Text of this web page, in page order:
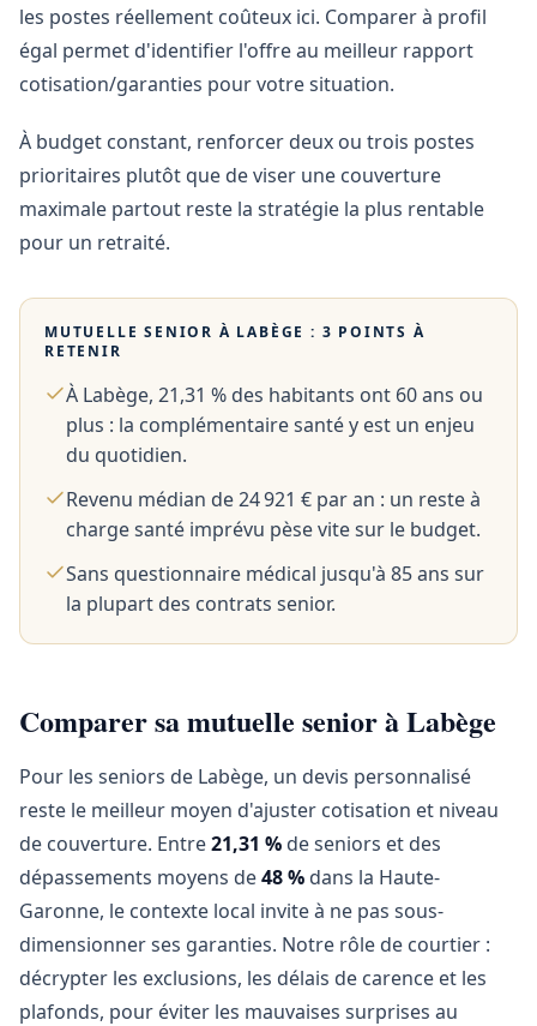
les postes réellement coûteux ici. Comparer à profil
égal permet d'identifier l'offre au meilleur rapport
cotisation/garanties pour votre situation.
À budget constant, renforcer deux ou trois postes
prioritaires plutôt que de viser une couverture
maximale partout reste la stratégie la plus rentable
pour un retraité.
MUTUELLE SENIOR À LABÈGE : 3 POINTS À
RETENIR
À Labège, 21,31 % des habitants ont 60 ans ou
plus : la complémentaire santé y est un enjeu
du quotidien.
Revenu médian de 24 921 € par an : un reste à
charge santé imprévu pèse vite sur le budget.
Sans questionnaire médical jusqu'à 85 ans sur
la plupart des contrats senior.
Comparer sa mutuelle senior à Labège
Pour les seniors de Labège, un devis personnalisé
reste le meilleur moyen d'ajuster cotisation et niveau
de couverture. Entre21,31 % de seniors et des
dépassements moyens de48 % dans la Haute-
Garonne, le contexte local invite à ne pas sous-
dimensionner ses garanties. Notre rôle de courtier :
décrypter les exclusions, les délais de carence et les
plafonds, pour éviter les mauvaises surprises au